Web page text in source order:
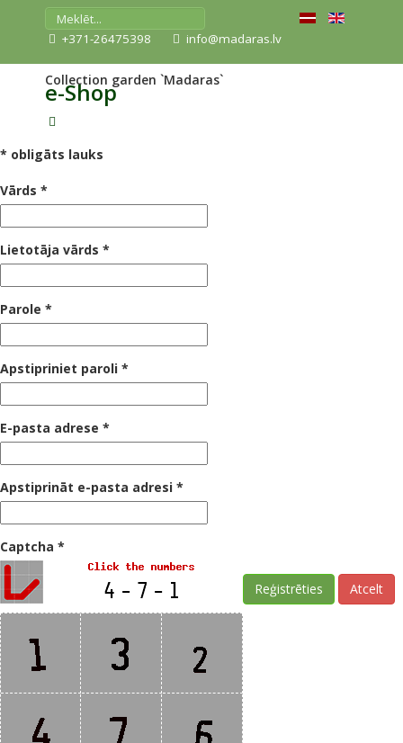
+371-26475398 info@madaras.lv
e-Shop
Collection garden `Madaras`
* obligāts lauks
Vārds *
Lietotāja vārds *
Parole *
Apstipriniet paroli *
E-pasta adrese *
Apstiprināt e-pasta adresi *
Captcha *
Reģistrēties Atcelt